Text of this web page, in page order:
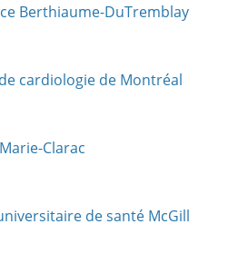
Berthiaume-DuTremblay
cardiologie de Montréal
Clarac
de santé McGill